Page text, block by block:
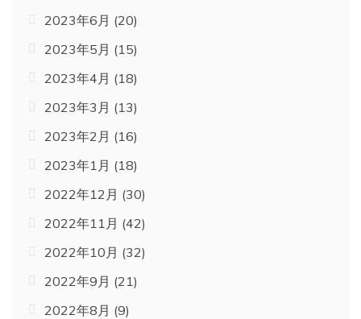
2023年6月 (20)
2023年5月 (15)
2023年4月 (18)
2023年3月 (13)
2023年2月 (16)
2023年1月 (18)
2022年12月 (30)
2022年11月 (42)
2022年10月 (32)
2022年9月 (21)
2022年8月 (9)